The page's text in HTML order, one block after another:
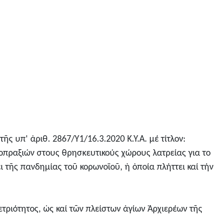
υπ' ἀριθ. 2867/Υ1/16.3.2020 Κ.Υ.Α. μέ τίτλον:
στους θρησκευτικούς χώρους λατρείας για το
πανδημίας τοῦ κορωνοϊοῦ, ἡ ὁποία πλήττει καί τήν
ὡς καί τῶν πλείστων ἁγίων Ἀρχιερέων τῆς